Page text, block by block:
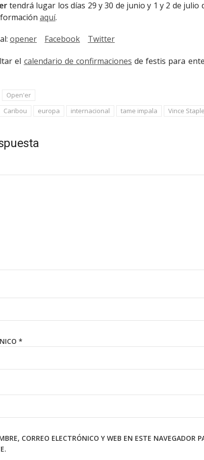
tendrá lugar los días 29 y 30 de junio y 1 y 2 de julio
aquí.
opener Facebook Twitter
el calendario de confirmaciones de festis para
Open'er
Caribou europa internacional tame impala Vince
*
CORREO ELECTRÓNICO Y WEB EN ESTE NAVEGADOR